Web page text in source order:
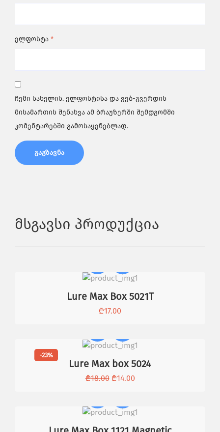
ელფოსტა *
ჩემი სახელის. ელფოსტისა და ვებ-გვერდის
მისამართის შენახვა ამ ბრაუზერში შემდგომში
კომენტარებში გამოსაყენებლად.
Მსგავსი Პროდუქცია
Lure Max Box 5021T
₾17.00
-23%
Lure Max box 5024
₾18.00 ₾14.00